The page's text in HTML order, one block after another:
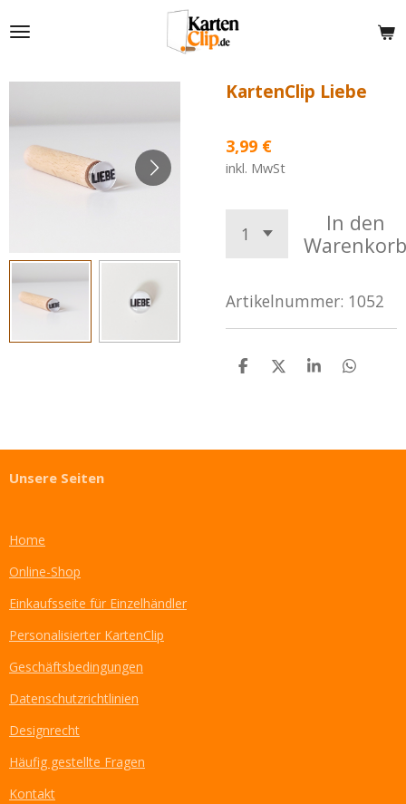
Hauptinhalt
KartenClip Liebe
3,99 €
inkl. MwSt
In den
Artikelnummer: 1052
T
n
T
n
T
n
T
n
Unsere Seiten
Home
Online-Shop
Einkaufsseite für Einzelhändler
Personalisierter KartenClip
Geschäftsbedingungen
Datenschutzrichtlinien
Designrecht
Häufig gestellte Fragen
Kontakt